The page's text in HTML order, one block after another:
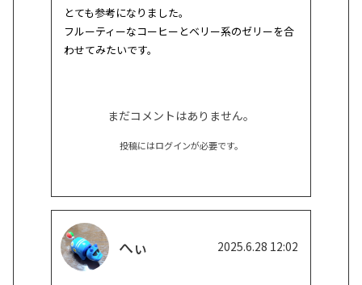
とても参考になりました。
フルーティーなコーヒーとベリー系のゼリーを合
わせてみたいです。
まだコメントはありません。
投稿にはログインが必要です。
へぃ 2025.6.28 12:02